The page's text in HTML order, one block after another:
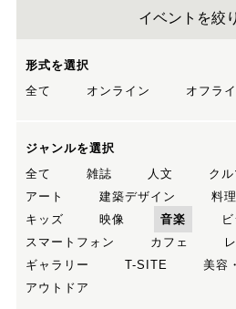
イベントを絞
形式を選択
全て
オンライン オフラ
ジャンルを選択
全て
雑誌 人文
ク
アート
建築デザイン 料理
キッズ
映像 音楽
スマートフォン
カフェ
ギャラリー
T-SITE 美容
アウトドア